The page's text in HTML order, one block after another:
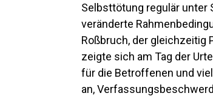
Selbsttötung regulär unter
veränderte
Roßbruch, der gleichzeitig
zeigte sich am Tag der
für die Betroffenen und
an,